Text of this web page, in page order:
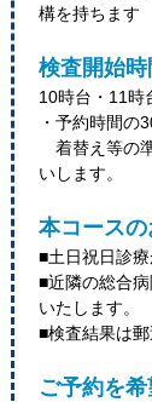
構を持ちます
検査開始
10時台・11時
・予約時間の
着替え等の
いします。
本コース
■土日祝日診療
■近隣の総合
いたします。
■検査結果は郵
ご予約を